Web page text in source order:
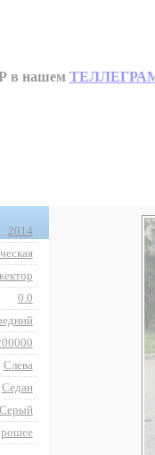
в нашем
2014
0.0
Слева
Седан
Серый